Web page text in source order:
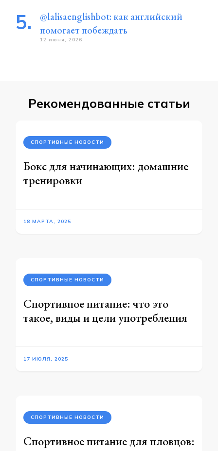
@lalisaenglishbot: как английский
помогает побеждать
12 июня, 2026
Рекомендованные статьи
СПОРТИВНЫЕ НОВОСТИ
Бокс для начинающих: домашние
тренировки
18 МАРТА, 2025
СПОРТИВНЫЕ НОВОСТИ
Спортивное питание: что это
такое, виды и цели употребления
17 ИЮЛЯ, 2025
СПОРТИВНЫЕ НОВОСТИ
Спортивное питание для пловцов: